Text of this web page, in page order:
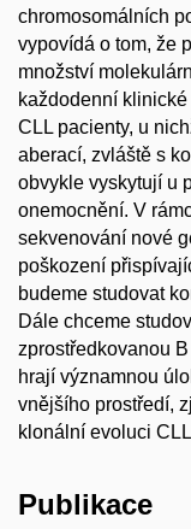
chromosomálních
vypovídá o tom, že
množství
každodenní
CLL pacienty, u
aberací, zvláště s
obvykle vyskytují u
onemocnění. V
sekvenování nové
poškození
budeme studovat
Dále chceme
zprostředkovanou
hrají významnou
vnějšího prostředí,
klonální evoluci
Publikace